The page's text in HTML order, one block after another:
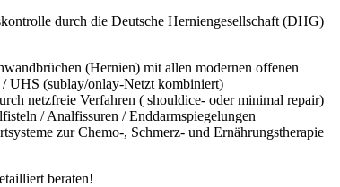
durch die Deutsche Herniengesellschaft (DHG)
(Hernien) mit allen modernen offenen
UHS (sublay/onlay-Netzt kombiniert)
netzfreie Verfahren ( shouldice- oder minimal repair)
/ Analfissuren / Enddarmspiegelungen
zur Chemo-, Schmerz- und Ernährungstherapie
beraten!